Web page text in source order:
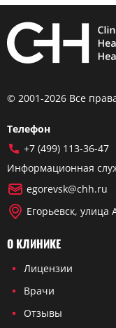
© 2001-2026 Все
Телефон
+7 (499) 113-36-47
Информационная
egorevsk@chh.ru
Егорьевск, улица
О КЛИНИКЕ
Лицензии
Врачи
Отзывы